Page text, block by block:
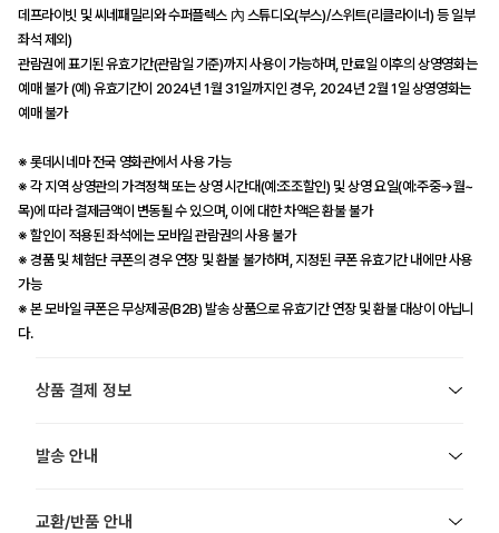
데프라이빗 및 씨네패밀리와 수퍼플렉스 內 스튜디오(부스)/스위트(리클라이너) 등 일부
좌석 제외)
관람권에 표기된 유효기간(관람일 기준)까지 사용이 가능하며, 만료일 이후의 상영영화는
예매 불가 (예) 유효기간이 2024년 1월 31일까지인 경우, 2024년 2월 1일 상영영화는
예매 불가
※ 롯데시네마 전국 영화관에서 사용 가능
※ 각 지역 상영관의 가격정책 또는 상영 시간대(예:조조할인) 및 상영 요일(예:주중→월~
목)에 따라 결제금액이 변동될 수 있으며, 이에 대한 차액은 환불 불가
※ 할인이 적용된 좌석에는 모바일 관람권의 사용 불가
※ 경품 및 체험단 쿠폰의 경우 연장 및 환불 불가하며, 지정된 쿠폰 유효기간 내에만 사용
가능
※ 본 모바일 쿠폰은 무상제공(B2B) 발송 상품으로 유효기간 연장 및 환불 대상이 아닙니
다.
상품 결제 정보
발송 안내
교환/반품 안내